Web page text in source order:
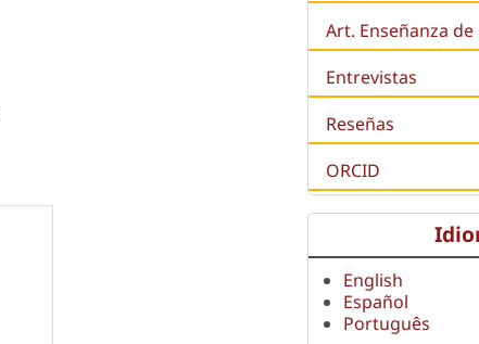
Art. Enseñanza
Entrevistas
Reseñas
ORCID
English
Español
Português